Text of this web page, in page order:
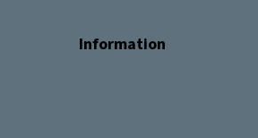
Information